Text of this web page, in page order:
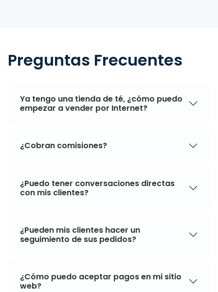
Preguntas Frecuentes
Ya tengo una tienda de té, ¿cómo puedo
empezar a vender por Internet?
¿Cobran comisiones?
¿Puedo tener conversaciones directas
con mis clientes?
¿Pueden mis clientes hacer un
seguimiento de sus pedidos?
¿Cómo puedo aceptar pagos en mi sitio
web?